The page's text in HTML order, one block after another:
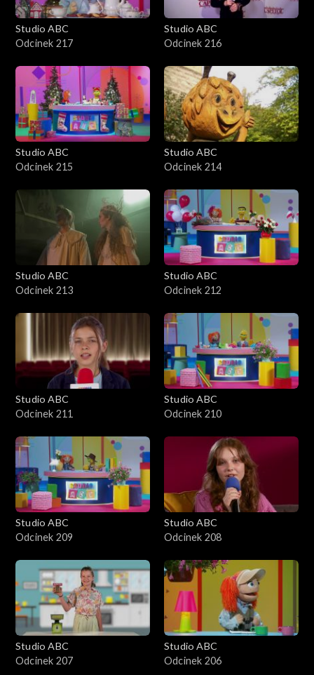
Studio ABC
Odcinek 217
Studio ABC
Odcinek 216
Studio ABC
Odcinek 215
Studio ABC
Odcinek 214
Studio ABC
Odcinek 213
Studio ABC
Odcinek 212
Studio ABC
Odcinek 211
Studio ABC
Odcinek 210
Studio ABC
Odcinek 209
Studio ABC
Odcinek 208
Studio ABC
Odcinek 207
Studio ABC
Odcinek 206